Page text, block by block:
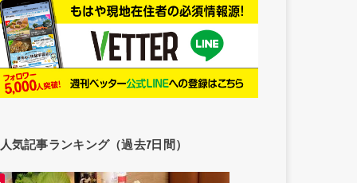
人気記事ランキング（過去7日間）